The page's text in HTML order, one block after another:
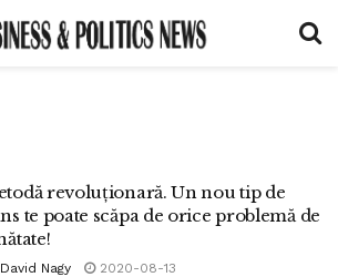
revoluționară. Un nou tip de
te poate scăpa de orice problemă de
David Nagy 2020-08-13